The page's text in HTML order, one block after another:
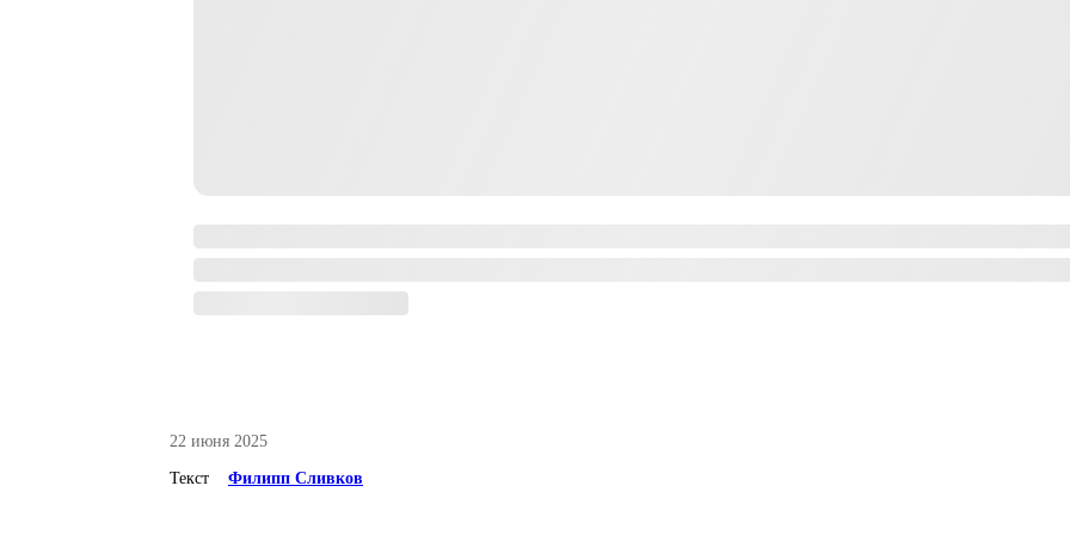
22 июня 2025
Текст Филипп Сливков